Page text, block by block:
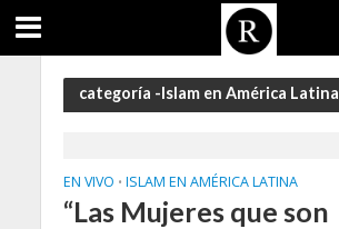
categoría -Islam en América Latina
EN VIVO • ISLAM EN AMÉRICA LATINA
“Las Mujeres que son